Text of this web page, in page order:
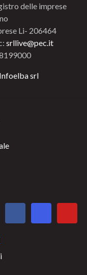
delle imprese
Li- 206464
srllive@pec.it
Infoelba srl